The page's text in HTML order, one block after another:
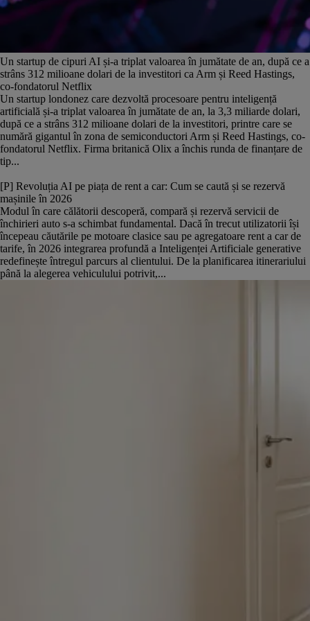
Un startup de cipuri AI și-a triplat valoarea în jumătate de an, după ce a
strâns 312 milioane dolari de la investitori ca Arm și Reed Hastings,
co-fondatorul Netflix
Un startup londonez care dezvoltă procesoare pentru inteligență
artificială și-a triplat valoarea în jumătate de an, la 3,3 miliarde dolari,
după ce a strâns 312 milioane dolari de la investitori, printre care se
numără gigantul în zona de semiconductori Arm și Reed Hastings, co-
fondatorul Netflix. Firma britanică Olix a închis runda de finanțare de
tip...
[P] Revoluția AI pe piața de rent a car: Cum se caută și se rezervă
mașinile în 2026
Modul în care călătorii descoperă, compară și rezervă servicii de
închirieri auto s-a schimbat fundamental. Dacă în trecut utilizatorii își
începeau căutările pe motoare clasice sau pe agregatoare rent a car de
tarife, în 2026 integrarea profundă a Inteligenței Artificiale generative
redefinește întregul parcurs al clientului. De la planificarea itinerariului
până la alegerea vehiculului potrivit,...